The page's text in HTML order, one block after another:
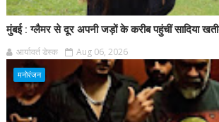
मुंबई : ग्लैमर से दूर अपनी जड़ों के करीब पहुंचीं सादिया
आर्यावर्त डेस्क Aug 06, 2026
मनोरंजन